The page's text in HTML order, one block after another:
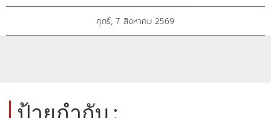
ศุกร์, 7 สิงหาคม 2569
ป้ายกำกับ :